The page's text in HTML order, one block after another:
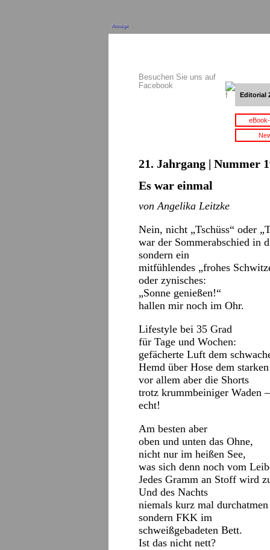
Anzeige
Besuchen Sie uns auf
Facebook
Editorial
21. Jahrgang | Nummer
Es war einmal
von Angelika Leitzke
Nein, nicht „Tschüss“ oder
war der Sommerabschied in
sondern ein
mitfühlendes „frohes
oder zynisches:
„Sonne genießen!“
hallen mir noch im Ohr.
Lifestyle bei 35 Grad
für Tage und Wochen:
gefächerte Luft dem
Hemd über Hose dem
vor allem aber die Shorts
trotz krummbeiniger Waden –
echt!
Am besten aber
oben und unten das Ohne,
nicht nur im heißen See,
was sich denn noch vom
Jedes Gramm an Stoff wird
Und des Nachts
niemals kurz mal durchatmen
sondern FKK im
schweißgebadeten Bett.
Ist das nicht nett?